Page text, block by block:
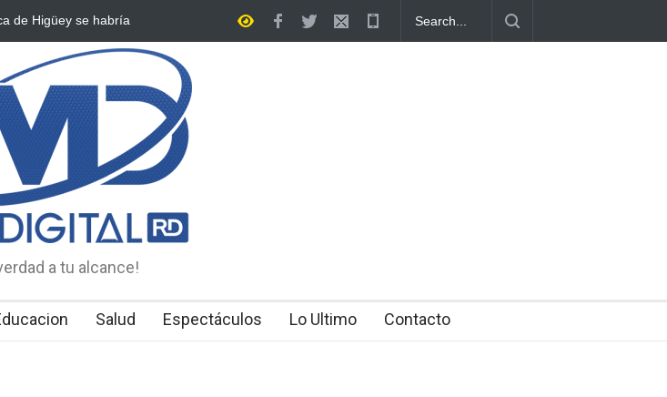
en condición migratoria irregular en
Alcalde Manolito Ramírez socializa Plan Municipal de
Ordenamiento Territorial con dirigentes de Fuerza del Pueblo
a tu alcance!
Salud Espectáculos Lo Ultimo Contacto